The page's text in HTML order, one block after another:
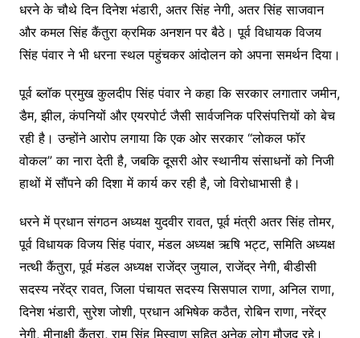
धरने के चौथे दिन दिनेश भंडारी, अतर सिंह नेगी, अतर सिंह साजवान
और कमल सिंह कैंतुरा क्रमिक अनशन पर बैठे। पूर्व विधायक विजय
सिंह पंवार ने भी धरना स्थल पहुंचकर आंदोलन को अपना समर्थन दिया।
पूर्व ब्लॉक प्रमुख कुलदीप सिंह पंवार ने कहा कि सरकार लगातार जमीन,
डैम, झील, कंपनियों और एयरपोर्ट जैसी सार्वजनिक परिसंपत्तियों को बेच
रही है। उन्होंने आरोप लगाया कि एक ओर सरकार “लोकल फॉर
वोकल” का नारा देती है, जबकि दूसरी ओर स्थानीय संसाधनों को निजी
हाथों में सौंपने की दिशा में कार्य कर रही है, जो विरोधाभासी है।
धरने में प्रधान संगठन अध्यक्ष युदवीर रावत, पूर्व मंत्री अतर सिंह तोमर,
पूर्व विधायक विजय सिंह पंवार, मंडल अध्यक्ष ऋषि भट्ट, समिति अध्यक्ष
नत्थी कैंतुरा, पूर्व मंडल अध्यक्ष राजेंद्र जुयाल, राजेंद्र नेगी, बीडीसी
सदस्य नरेंद्र रावत, जिला पंचायत सदस्य सिसपाल राणा, अनिल राणा,
दिनेश भंडारी, सुरेश जोशी, प्रधान अभिषेक कठैत, रोबिन राणा, नरेंद्र
नेगी, मीनाक्षी कैंतुरा, राम सिंह मिस्वाण सहित अनेक लोग मौजूद रहे।